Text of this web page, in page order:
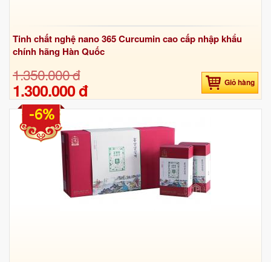
Tinh chất nghệ nano 365 Curcumin cao cấp nhập khẩu
chính hãng Hàn Quốc
1.350.000 đ
1.300.000 đ Giỏ hàng
-6%